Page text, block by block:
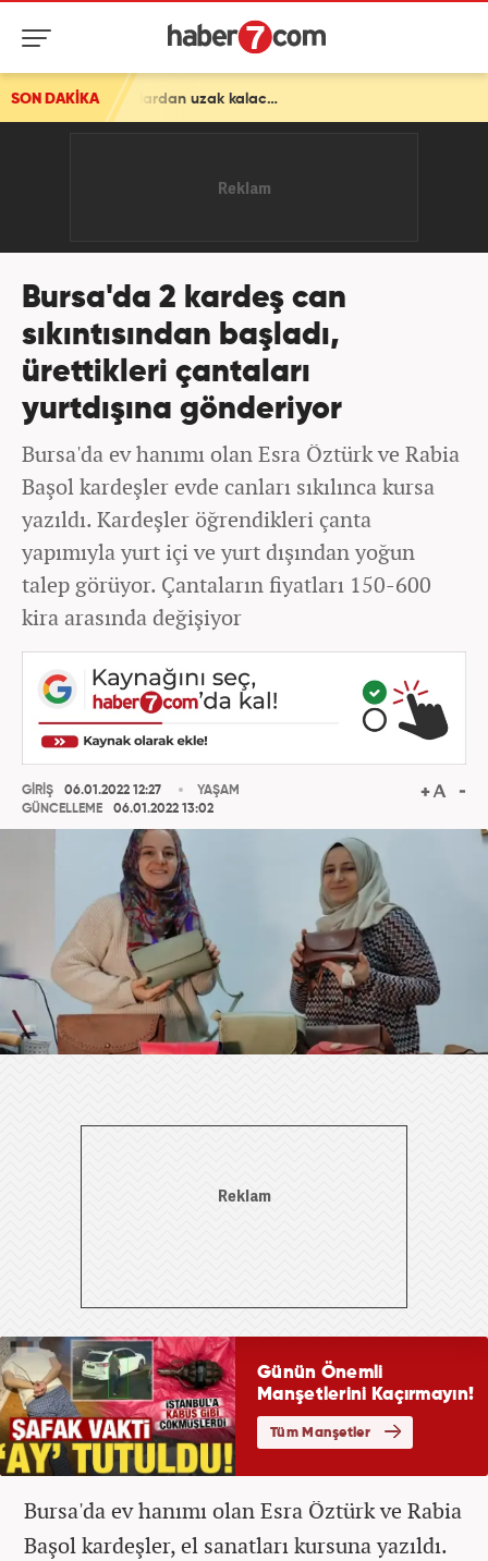
SON DAKİKA
Bursa'da 2 kardeş can
sıkıntısından başladı,
ürettikleri çantaları
yurtdışına gönderiyor
Bursa'da ev hanımı olan Esra Öztürk ve Rabia
Başol kardeşler evde canları sıkılınca kursa
yazıldı. Kardeşler öğrendikleri çanta
yapımıyla yurt içi ve yurt dışından yoğun
talep görüyor. Çantaların fiyatları 150-600
kira arasında değişiyor
GİRİŞ
06.01.2022 12:27
GÜNCELLEME
06.01.2022 13:02
YAŞAM
Bursa'da ev hanımı olan Esra Öztürk ve Rabia
Başol kardeşler, el sanatları kursuna yazıldı.